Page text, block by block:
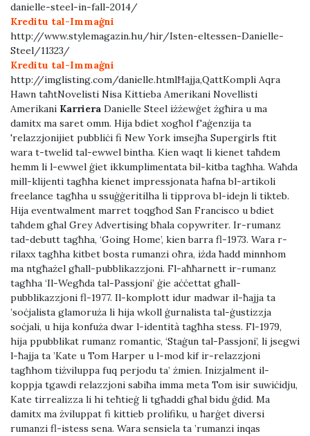
danielle-steel-in-fall-2014/
Kreditu tal-Immaġni
http://www.stylemagazin.hu/hir/Isten-eltessen-Danielle-
Steel/11323/
Kreditu tal-Immaġni
http://imglisting.com/danielle.htmlĦajja,QattKompli Aqra
Hawn taħtNovelisti Nisa Kittieba Amerikani Novellisti
Amerikani Karriera Danielle Steel iżżewġet żgħira u ma
damitx ma saret omm. Hija bdiet xogħol f'aġenzija ta
'relazzjonijiet pubbliċi fi New York imsejħa Supergirls ftit
wara t-twelid tal-ewwel bintha. Kien waqt li kienet taħdem
hemm li l-ewwel ġiet ikkumplimentata bil-kitba tagħha. Waħda
mill-klijenti tagħha kienet impressjonata ħafna bl-artikoli
freelance tagħha u ssuġġeritilha li tipprova bl-idejn li tikteb.
Hija eventwalment marret toqgħod San Francisco u bdiet
taħdem għal Grey Advertising bħala copywriter. Ir-rumanz
tad-debutt tagħha, ‘Going Home’, kien barra fl-1973. Wara r-
rilaxx tagħha kitbet bosta rumanzi oħra, iżda ħadd minnhom
ma ntgħażel għall-pubblikazzjoni. Fl-aħħarnett ir-rumanz
tagħha ‘Il-Wegħda tal-Passjoni’ ġie aċċettat għall-
pubblikazzjoni fl-1977. Il-komplott idur madwar il-ħajja ta
’soċjalista glamoruża li hija wkoll ġurnalista tal-ġustizzja
soċjali, u hija konfuża dwar l-identità tagħha stess. Fl-1979,
hija ppubblikat rumanz romantic, ‘Staġun tal-Passjoni’, li jsegwi
l-ħajja ta ’Kate u Tom Harper u l-mod kif ir-relazzjoni
tagħhom tiżviluppa fuq perjodu ta’ żmien. Inizjalment il-
koppja tgawdi relazzjoni sabiħa imma meta Tom isir suwiċidju,
Kate tirrealizza li hi teħtieġ li tgħaddi għal bidu ġdid. Ma
damitx ma żviluppat fi kittieb prolifiku, u ħarġet diversi
rumanzi fl-istess sena. Wara sensiela ta ’rumanzi inqas